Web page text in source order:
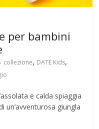
per bambini
collezione, DATE Kids,
e calda spiaggia
un’avventurosa giungla